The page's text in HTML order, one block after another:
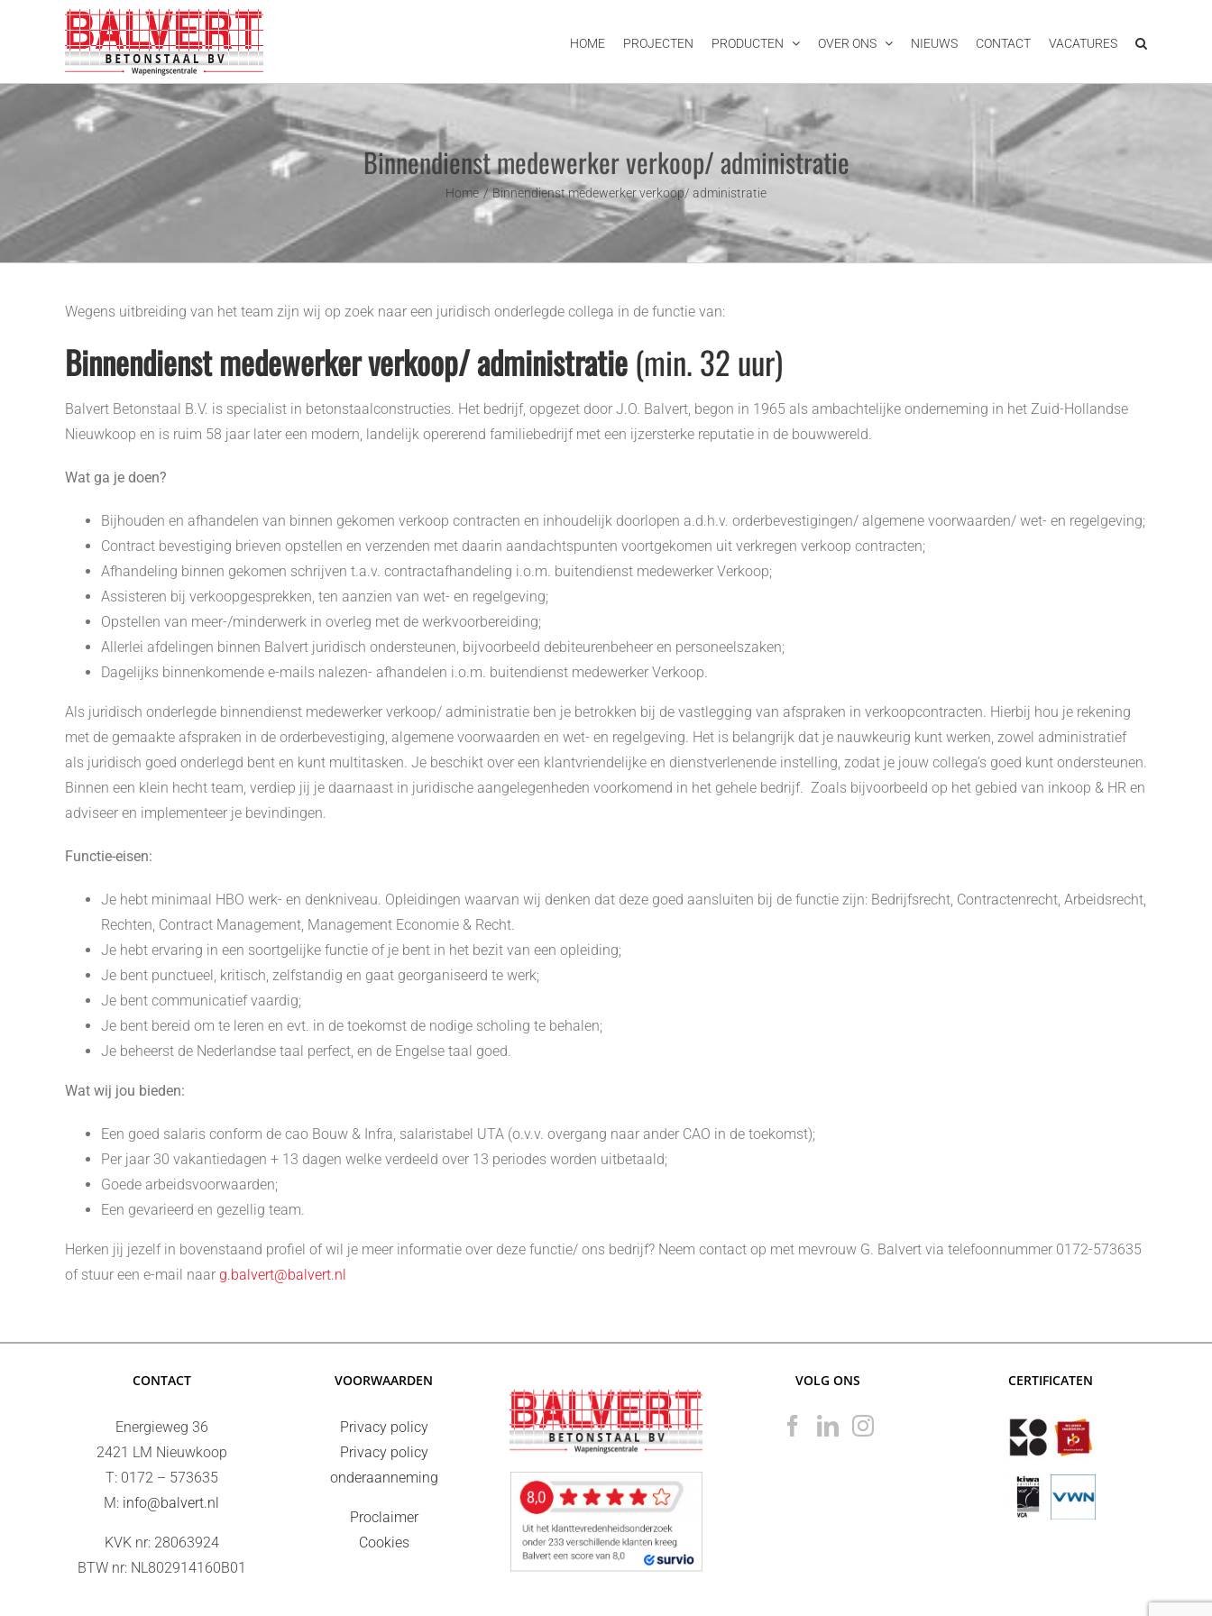
HOME PROJECTEN PRODUCTEN OVER ONS NIEUWS CONTACT VACATURES
Binnendienst medewerker verkoop/ administratie
Home Binnendienst medewerker verkoop/ administratie
Wegens uitbreiding van het team zijn wij op zoek naar een juridisch onderlegde collega in de functie van:
Binnendienst medewerker verkoop/ administratie(min. 32 uur)
Balvert Betonstaal B.V. is specialist in betonstaalconstructies. Het bedrijf, opgezet door J.O. Balvert, begon in 1965 als ambachtelijke onderneming in het Zuid-Hollandse
Nieuwkoop en is ruim 58 jaar later een modern, landelijk opererend familiebedrijf met een ijzersterke reputatie in de bouwwereld.
Wat ga je doen?
Bijhouden en afhandelen van binnen gekomen verkoop contracten en inhoudelijk doorlopen a.d.h.v. orderbevestigingen/ algemene voorwaarden/ wet- en regelgeving;
Contract bevestiging brieven opstellen en verzenden met daarin aandachtspunten voortgekomen uit verkregen verkoop contracten;
Afhandeling binnen gekomen schrijven t.a.v. contractafhandeling i.o.m. buitendienst medewerker Verkoop;
Assisteren bij verkoopgesprekken, ten aanzien van wet- en regelgeving;
Opstellen van meer-/minderwerk in overleg met de werkvoorbereiding;
Allerlei afdelingen binnen Balvert juridisch ondersteunen, bijvoorbeeld debiteurenbeheer en personeelszaken;
Dagelijks binnenkomende e-mails nalezen- afhandelen i.o.m. buitendienst medewerker Verkoop.
Als juridisch onderlegde binnendienst medewerker verkoop/ administratie ben je betrokken bij de vastlegging van afspraken in verkoopcontracten. Hierbij hou je rekening
met de gemaakte afspraken in de orderbevestiging, algemene voorwaarden en wet- en regelgeving. Het is belangrijk dat je nauwkeurig kunt werken, zowel administratief
als juridisch goed onderlegd bent en kunt multitasken. Je beschikt over een klantvriendelijke en dienstverlenende instelling, zodat je jouw collega’s goed kunt ondersteunen.
Binnen een klein hecht team, verdiep jij je daarnaast in juridische aangelegenheden voorkomend in het gehele bedrijf. Zoals bijvoorbeeld op het gebied van inkoop & HR en
adviseer en implementeer je bevindingen.
Functie-eisen:
Je hebt minimaal HBO werk- en denkniveau. Opleidingen waarvan wij denken dat deze goed aansluiten bij de functie zijn: Bedrijfsrecht, Contractenrecht, Arbeidsrecht,
Rechten, Contract Management, Management Economie & Recht.
Je hebt ervaring in een soortgelijke functie of je bent in het bezit van een opleiding;
Je bent punctueel, kritisch, zelfstandig en gaat georganiseerd te werk;
Je bent communicatief vaardig;
Je bent bereid om te leren en evt. in de toekomst de nodige scholing te behalen;
Je beheerst de Nederlandse taal perfect, en de Engelse taal goed.
Wat wij jou bieden:
Een goed salaris conform de cao Bouw & Infra, salaristabel UTA (o.v.v. overgang naar ander CAO in de toekomst);
Per jaar 30 vakantiedagen + 13 dagen welke verdeeld over 13 periodes worden uitbetaald;
Goede arbeidsvoorwaarden;
Een gevarieerd en gezellig team.
Herken jij jezelf in bovenstaand profiel of wil je meer informatie over deze functie/ ons bedrijf? Neem contact op met mevrouw G. Balvert via telefoonnummer 0172-573635
of stuur een e-mail naar g.balvert@balvert.nl
CONTACT
Energieweg 36
2421 LM Nieuwkoop
T: 0172 – 573635
M: info@balvert.nl
KVK nr: 28063924
BTW nr: NL802914160B01
VOORWAARDEN
Privacy policy
Privacy policy
onderaanneming
Proclaimer
Cookies
VOLG ONS CERTIFICATEN